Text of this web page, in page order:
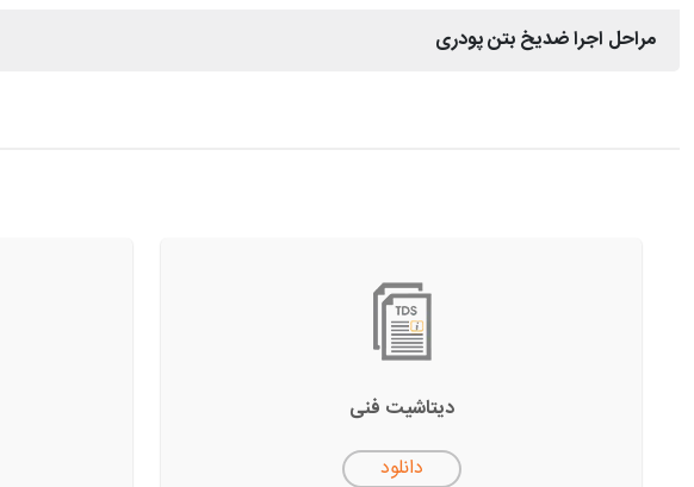
مراحل اجرا ضدیخ بتن پودری
دیتاشیت فنی
دانلود